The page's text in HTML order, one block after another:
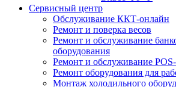
Сервисный центр
Обслуживание ККТ-онлайн
Ремонт и поверка весов
Ремонт и обслуживание
оборудования
Ремонт и обслуживание
Ремонт оборудования для
Монтаж холодильного